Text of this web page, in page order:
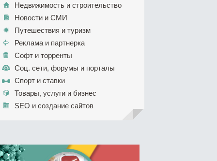
Недвижимость и строительство
Новости и СМИ
Путешествия и туризм
Реклама и партнерка
Софт и торренты
Соц. сети, форумы и порталы
Спорт и ставки
Товары, услуги и бизнес
SEO и создание сайтов